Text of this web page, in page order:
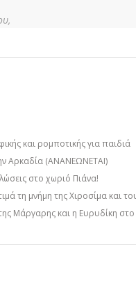
και ρομποτικής για παιδιά
Αρκαδία (ΑΝΑΝΕΩΝΕΤΑΙ)
στο χωριό Πιάνα!
τη μνήμη της Χιροσίμα και
Μάργαρης και η Ευρυδίκη